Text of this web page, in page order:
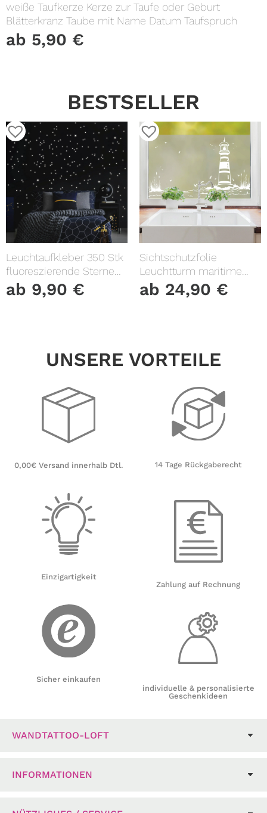
weiße Taufkerze Kerze zur Taufe oder Geburt
Blätterkranz Taube mit Name Datum Taufspruch
ab 5,90 €
BESTSELLER
Leuchtaufkleber 350 Stk
fluoreszierende Sterne
und Punkte leuchten im
Dunklen Kinderzimmer
ab 9,90 €
Sichtschutzfolie
Leuchtturm maritime
Fensterfolie Fensterdeko
Milchglasfolie
ab 24,90 €
UNSERE VORTEILE
0,00€ Versand innerhalb Dtl.
Einzigartigkeit
Sicher einkaufen
14 Tage Rückgaberecht
Zahlung auf Rechnung
individuelle & personalisierte
Geschenkideen
WANDTATTOO-LOFT
INFORMATIONEN